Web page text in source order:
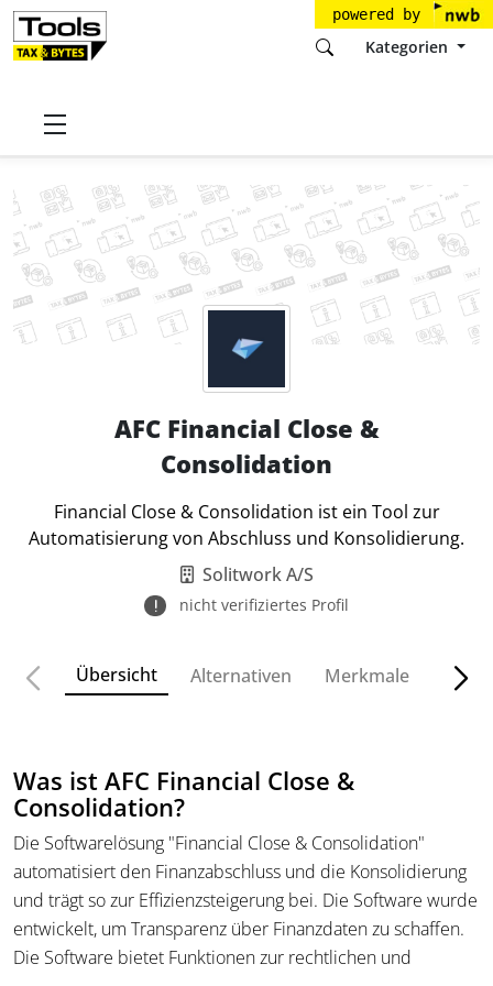
powered by
Kategorien
Startseite
AFC Financial Close &
Consolidation
Financial Close & Consolidation ist ein Tool zur
Automatisierung von Abschluss und Konsolidierung.
Solitwork A/S
nicht verifiziertes Profil
Übersicht Alternativen Merkmale
Was ist AFC Financial Close &
Consolidation?
Die Softwarelösung "Financial Close & Consolidation"
automatisiert den Finanzabschluss und die Konsolidierung
und trägt so zur Effizienzsteigerung bei. Die Software wurde
entwickelt, um Transparenz über Finanzdaten zu schaffen.
Die Software bietet Funktionen zur rechtlichen und